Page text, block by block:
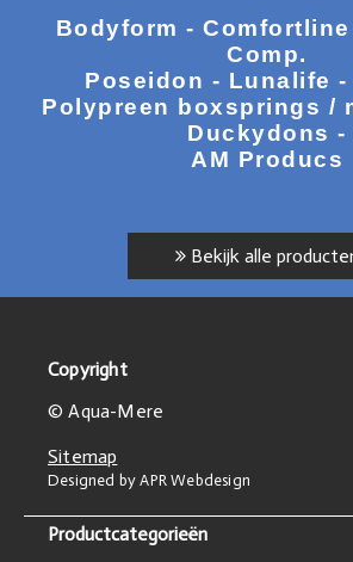
Bodyform - Comfortline
Comp.
Poseidon - Lunalife -
Polypreen boxsprings /
Duckydons -
AM Producs
Bekijk alle
Copyright
© Aqua-Mere
Sitemap
Designed by APR Webdesign
Productcategorieën